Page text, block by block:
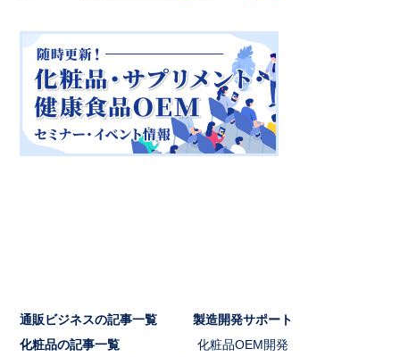
通販ビジネスの記事一覧
化粧品の記事一覧
製造開発サポート
化粧品OEM開発